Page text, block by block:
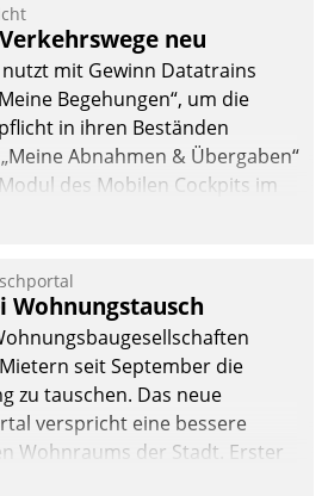
neu
nutzt mit Gewinn Datatrains
Begehungen“, um die
in ihren Beständen
Abnahmen & Übergaben“
des Mobilen Cockpits im
Wohnungstausch
seit September die
zu tauschen. Das neue
verspricht eine bessere
Wohnraums der Stadt. Erster
Lösung API-Hub mit